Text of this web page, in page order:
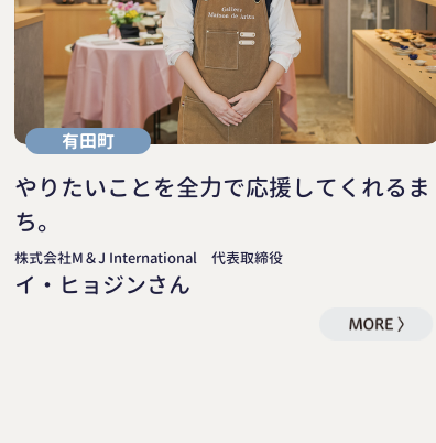
有田町
やりたいことを全力で応援してくれるま
ち。
株式会社M＆J International 代表取締役
イ・ヒョジンさん